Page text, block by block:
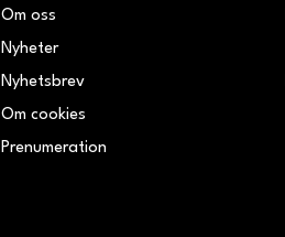
Om oss
Nyheter
Nyhetsbrev
Om cookies
Prenumeration